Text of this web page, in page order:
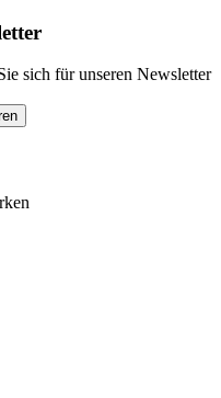
sich für unseren Newsletter